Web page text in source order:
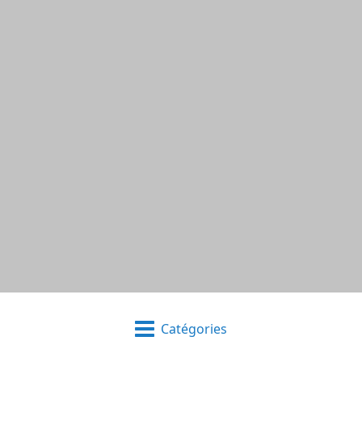
Catégories